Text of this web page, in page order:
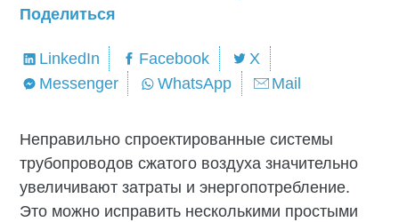
Поделиться
LinkedIn Facebook
X
Messenger
WhatsApp Mail
Неправильно спроектированные системы
трубопроводов сжатого воздуха значительно
увеличивают затраты и энергопотребление.
Это можно исправить несколькими простыми